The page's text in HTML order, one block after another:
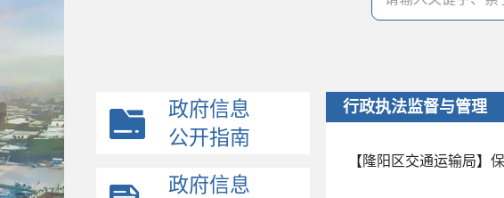
政府信息
公开指南
政府信息
行政执法监督与管理
【隆阳区交通运输局】